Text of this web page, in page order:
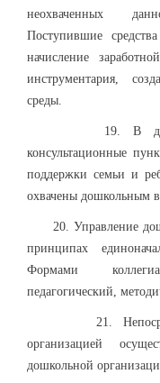
неохваченных
Поступившие
начисление
инструментария,
среды.
19. В
консультационные
поддержки семьи и
охвачены дошкольным
20. Управление
принципах
Формами
педагогический,
21.
организацией
дошкольной